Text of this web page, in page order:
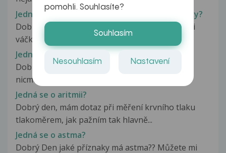
Jedná se o angínu, která se má léčit antibiotiky?
Dobrý den, již 4 dny mám nateklé uzliny s bílými
váčky, nemůžu polykat, dost...
Jedná se o angínu?
Dobrý den, objevily se bílé skvrny na mandlích,
nicméně bez dalších příznaků,...
Jedná se o aritmii?
Dobrý den, mám dotaz při měření krvního tlaku
tlakoměrem, jak pažním tak hlavně...
Jedná se o astma?
Dobrý Den jaké příznaky má astma?? Můžete mi
pomohli. Souhlasíte?
Souhlasím
Nesouhlasím Nastavení